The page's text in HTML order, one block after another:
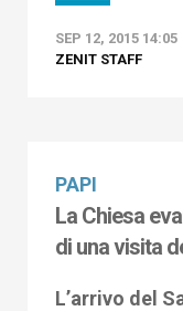
SEP 12, 2015 14:05
ZENIT STAFF
PAPI
La Chiesa
di una visita
L’arrivo del